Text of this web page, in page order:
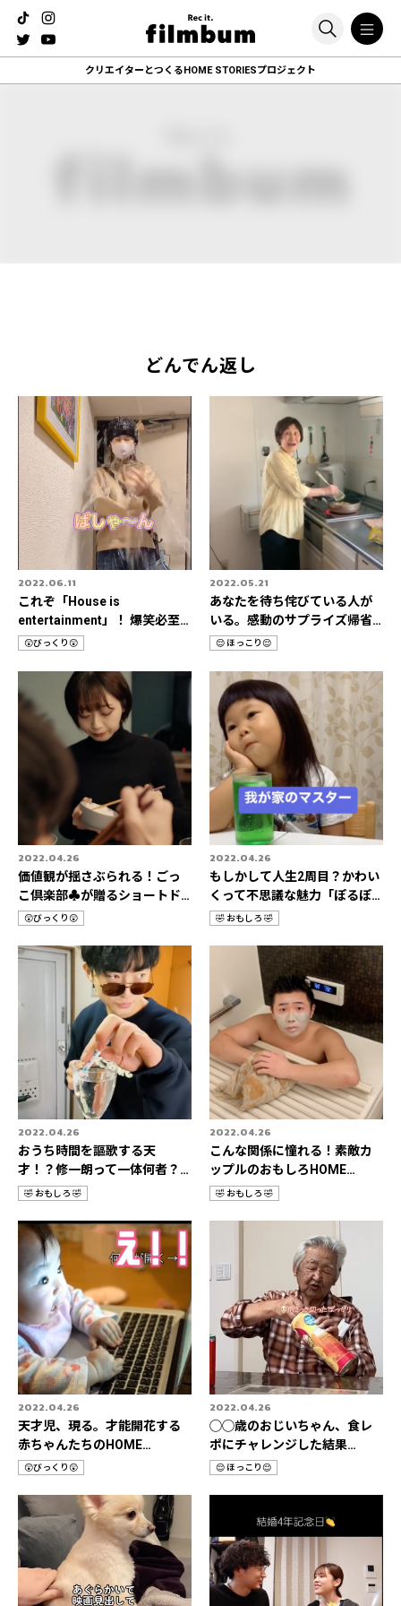
クリエイターとつくるHOME STORIESプロジェクト
どんでん返し
2022.06.11
これぞ「House is
entertainment」！ 爆笑必至
🔥おうちドッキリ動画🎥
カ
テ
ゴ
リ
😲びっくり😲
2022.05.21
あなたを待ち侘びている人が
いる。感動のサプライズ帰省3
選✈️
カ
テ
リ
😌 ほっこり😌
2022.04.26
価値観が揺さぶられる！ごっ
こ倶楽部♣️が贈るショートド
ラマの世界🎬
カ
テ
ゴ
😲びっくり😲
2022.04.26
もしかして人生2周目？かわい
くって不思議な魅力「ぽるぽ
るちゃん🦖🍡」
カ
テ
🤣 おもしろ 🤣
2022.04.26
おうち時間を謳歌する天
才！？修一朗って一体何者？
👀✨
カ
テ
ゴ
🤣 おもしろ 🤣
2022.04.26
こんな関係に憧れる！素敵カ
ップルのおもしろHOME
STORIES👫💛
カ
テ
🤣 おもしろ 🤣
2022.04.26
天才児、現る。才能開花する
赤ちゃんたちのHOME
STORIES 3選👶
カ
テ
ゴ
リ
😲びっくり😲
2022.04.26
◯◯歳のおじいちゃん、食レ
ポにチャレンジした結果…
カ
テ
😌 ほっこり😌